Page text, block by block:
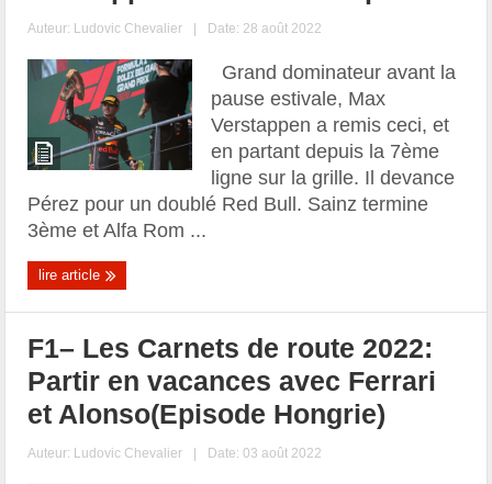
Auteur: Ludovic Chevalier | Date: 28 août 2022
Grand dominateur avant la
pause estivale, Max
Verstappen a remis ceci, et
en partant depuis la 7ème
ligne sur la grille. Il devance
Pérez pour un doublé Red Bull. Sainz termine
3ème et Alfa Rom ...
lire article
F1– Les Carnets de route 2022:
Partir en vacances avec Ferrari
et Alonso(Episode Hongrie)
Auteur: Ludovic Chevalier | Date: 03 août 2022